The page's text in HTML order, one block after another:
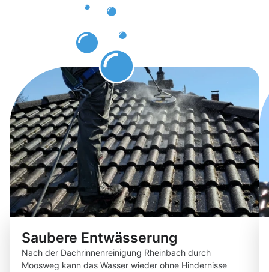
Saubere Entwässerung
Nach der Dachrinnenreinigung Rheinbach durch
Moosweg kann das Wasser wieder ohne Hindernisse